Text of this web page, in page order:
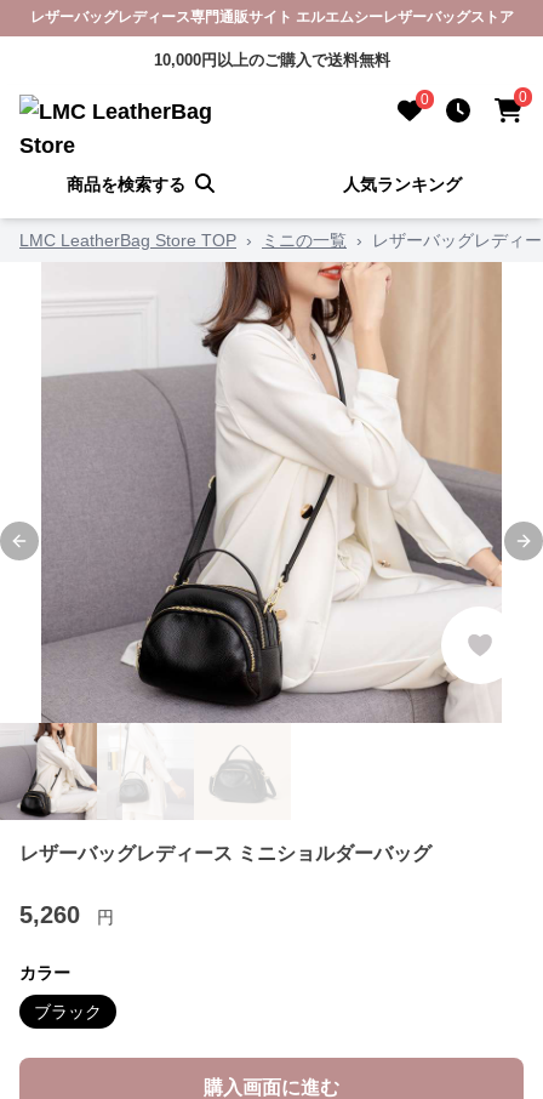
レザーバッグレディース専門通販サイト エルエムシーレザーバッグストア
10,000円以上のご購入で送料無料
0 0
商品を検索する 人気ランキング
LMC LeatherBag Store TOP › ミニの一覧 › レザーバッグレディ
Previous slide
レザーバッグレディース ミニショルダーバッグ
5,260 円
カラー
ブラック
購入画面に進む